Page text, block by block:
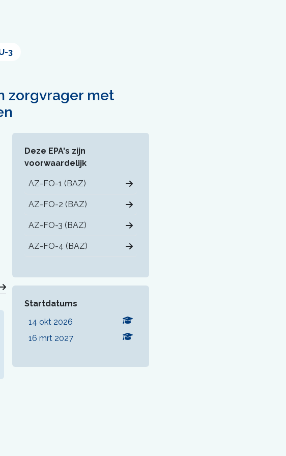
3
zorgvrager met
Deze EPA's zijn
voorwaardelijk
AZ-FO-1 (BAZ)
AZ-FO-2 (BAZ)
AZ-FO-3 (BAZ)
AZ-FO-4 (BAZ)
Startdatums
14 okt 2026
16 mrt 2027